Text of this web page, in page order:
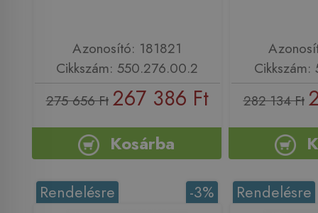
Azonosító: 181821
Cikkszám: 550.276.00.2
275 656 Ft 267 386 Ft
Kosárba
282 134 Ft
-3%
Rendelésre Rendelésre